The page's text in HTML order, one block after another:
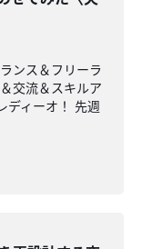
ンス＆フリーラ
交流＆スキルア
ディーオ！ 先週